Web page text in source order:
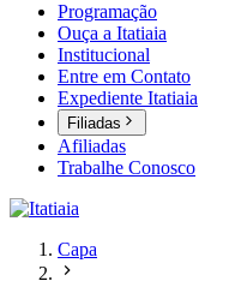
Programação
Ouça a Itatiaia
Institucional
Entre em Contato
Expediente Itatiaia
Filiadas
Afiliadas
Trabalhe Conosco
Capa